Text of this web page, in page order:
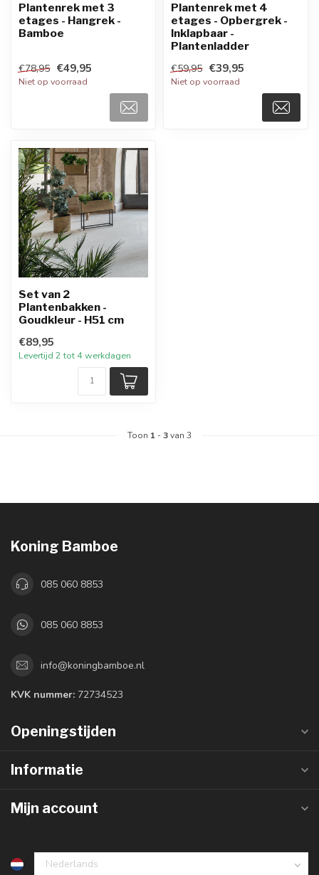
Plantenrek met 3
etages - Hangrek -
Bamboe
€78,95 €49,95
Niet op voorraad
Plantenrek met 4
etages - Opbergrek -
Inklapbaar -
Plantenladder
€59,95 €39,95
Niet op voorraad
Set van 2
Plantenbakken -
Goudkleur - H51 cm
€89,95
Levertijd 2 tot 4 werkdagen
Toon 1 -3van 3
Koning Bamboe
085 060 8853
085 060 8853
info@koningbamboe.nl
KVK nummer: 72734523
Openingstijden
Informatie
Mijn account